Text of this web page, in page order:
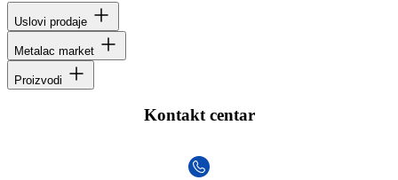
Uslovi prodaje
Metalac market
Proizvodi
Kontakt centar